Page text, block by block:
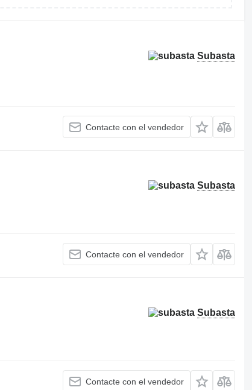
Subasta
Contacte con el vendedor
Subasta
Contacte con el vendedor
Subasta
Contacte con el vendedor